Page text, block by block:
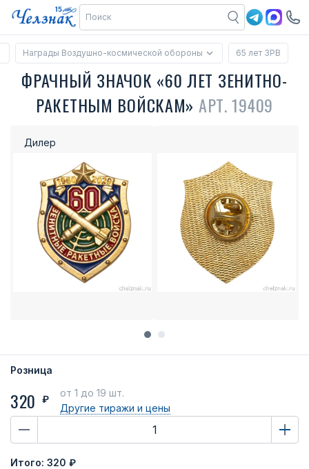
Награды Воздушно-космической обороны 65 лет ЗРВ
ФРАЧНЫЙ ЗНАЧОК «60 ЛЕТ ЗЕНИТНО-
РАКЕТНЫМ ВОЙСКАМ» АРТ. 19409
Дилер
Розница
320 ₽
от 1 до 19 шт.
Другие тиражии цены
Итого: 320 ₽